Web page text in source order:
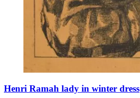
Henri Ramah lady in winter dress